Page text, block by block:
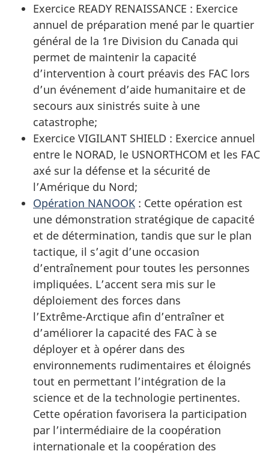
Exercice READY RENAISSANCE : Exercice
annuel de préparation mené par le quartier
général de la 1re Division du Canada qui
permet de maintenir la capacité
d’intervention à court préavis des FAC lors
d’un événement d’aide humanitaire et de
secours aux sinistrés suite à une
catastrophe;
Exercice VIGILANT SHIELD : Exercice annuel
entre le NORAD, le USNORTHCOM et les FAC
axé sur la défense et la sécurité de
l’Amérique du Nord;
Opération NANOOK : Cette opération est
une démonstration stratégique de capacité
et de détermination, tandis que sur le plan
tactique, il s’agit d’une occasion
d’entraînement pour toutes les personnes
impliquées. L’accent sera mis sur le
déploiement des forces dans
l’Extrême-Arctique afin d’entraîner et
d’améliorer la capacité des FAC à se
déployer et à opérer dans des
environnements rudimentaires et éloignés
tout en permettant l’intégration de la
science et de la technologie pertinentes.
Cette opération favorisera la participation
par l’intermédiaire de la coopération
internationale et la coopération des